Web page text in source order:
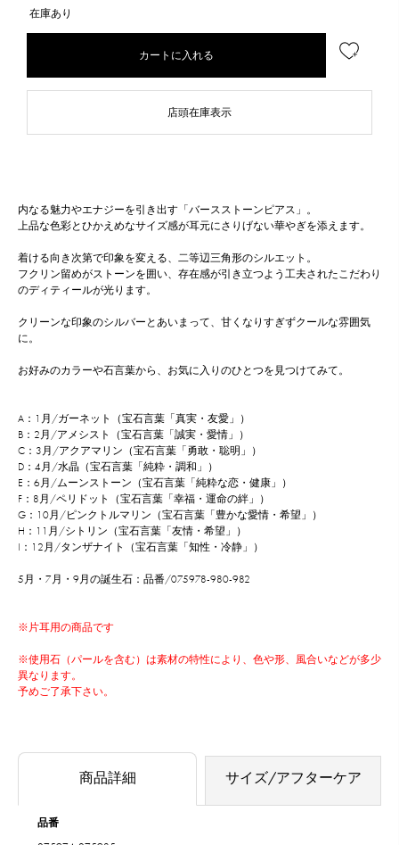
在庫あり
カートに入れる
店頭在庫表示
内なる魅力やエナジーを引き出す「バースストーンピアス」。
上品な色彩とひかえめなサイズ感が耳元にさりげない華やぎを添えます。
着ける向き次第で印象を変える、二等辺三角形のシルエット。
フクリン留めがストーンを囲い、存在感が引き立つよう工夫されたこだわり
のディティールが光ります。
クリーンな印象のシルバーとあいまって、甘くなりすぎずクールな雰囲気
に。
お好みのカラーや石言葉から、お気に入りのひとつを見つけてみて。
A：1月/ガーネット（宝石言葉「真実・友愛」）
B：2月/アメシスト（宝石言葉「誠実・愛情」）
C：3月/アクアマリン（宝石言葉「勇敢・聡明」）
D：4月/水晶（宝石言葉「純粋・調和」）
E：6月/ムーンストーン（宝石言葉「純粋な恋・健康」）
F：8月/ペリドット（宝石言葉「幸福・運命の絆」）
G：10月/ピンクトルマリン（宝石言葉「豊かな愛情・希望」）
H：11月/シトリン（宝石言葉「友情・希望」）
I：12月/タンザナイト（宝石言葉「知性・冷静」）
5月・7月・9月の誕生石：品番/075978-980-982
※片耳用の商品です
※使用石（パールを含む）は素材の特性により、色や形、風合いなどが多少
異なります。
予めご了承下さい。
商品詳細 サイズ/アフターケア
品番